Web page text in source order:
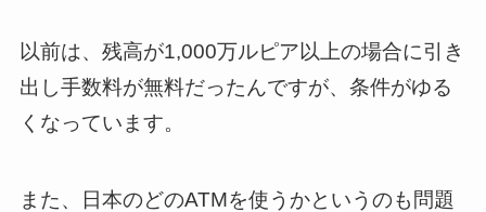
以前は、残高が1,000万ルピア以上の場合に引き
出し手数料が無料だったんですが、条件がゆる
くなっています。
また、日本のどのATMを使うかというのも問題